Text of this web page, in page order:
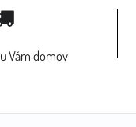
Vám domov